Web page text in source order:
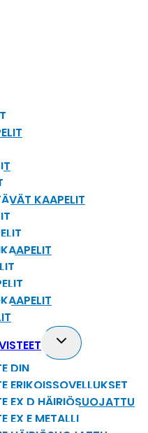
KAAPELIT
Toggle
child
DIN
ERIKOISSOVELLUKSET
EX D HÄIRIÖSUOJATTU
EX E METALLI